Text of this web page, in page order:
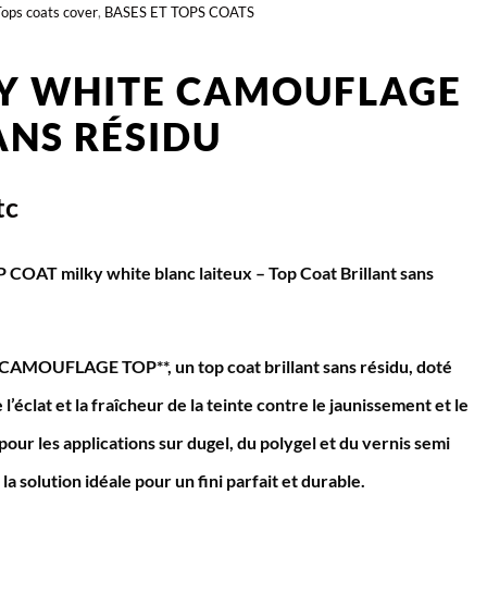
coats cover, BASES ET TOPS COATS
WHITE CAMOUFLAGE
RÉSIDU
COAT milky white blanc laiteux – Top Coat Brillant sans
TOP**, un top coat brillant sans résidu, doté
et la fraîcheur de la teinte contre le jaunissement et le
les applications sur dugel, du polygel et du vernis semi
solution idéale pour un fini parfait et durable.